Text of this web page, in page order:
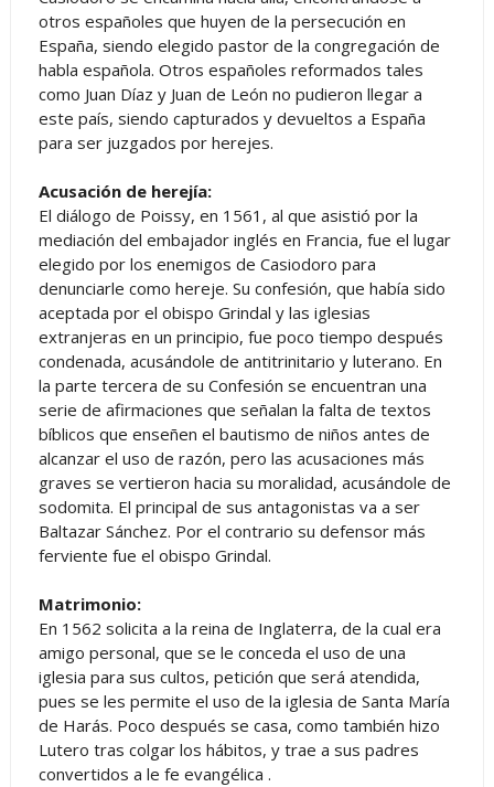
otros españoles que huyen de la persecución en
España, siendo elegido pastor de la congregación de
habla española. Otros españoles reformados tales
como Juan Díaz y Juan de León no pudieron llegar a
este país, siendo capturados y devueltos a España
para ser juzgados por herejes.
Acusación de herejía:
El diálogo de Poissy, en 1561, al que asistió por la
mediación del embajador inglés en Francia, fue el lugar
elegido por los enemigos de Casiodoro para
denunciarle como hereje. Su confesión, que había sido
aceptada por el obispo Grindal y las iglesias
extranjeras en un principio, fue poco tiempo después
condenada, acusándole de antitrinitario y luterano. En
la parte tercera de su Confesión se encuentran una
serie de afirmaciones que señalan la falta de textos
bíblicos que enseñen el bautismo de niños antes de
alcanzar el uso de razón, pero las acusaciones más
graves se vertieron hacia su moralidad, acusándole de
sodomita. El principal de sus antagonistas va a ser
Baltazar Sánchez. Por el contrario su defensor más
ferviente fue el obispo Grindal.
Matrimonio:
En 1562 solicita a la reina de Inglaterra, de la cual era
amigo personal, que se le conceda el uso de una
iglesia para sus cultos, petición que será atendida,
pues se les permite el uso de la iglesia de Santa María
de Harás. Poco después se casa, como también hizo
Lutero tras colgar los hábitos, y trae a sus padres
convertidos a le fe evangélica .